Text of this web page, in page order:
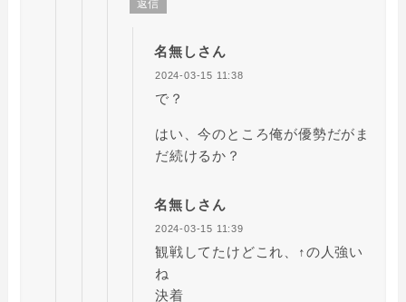
返信
名無しさん
2024-03-15 11:38
で？
はい、今のところ俺が優勢だがま
だ続けるか？
名無しさん
2024-03-15 11:39
観戦してたけどこれ、↑の人強い
ね
決着